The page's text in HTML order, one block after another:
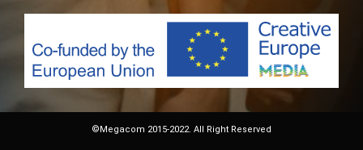
©Megacom 2015-2022. All Right Reserved